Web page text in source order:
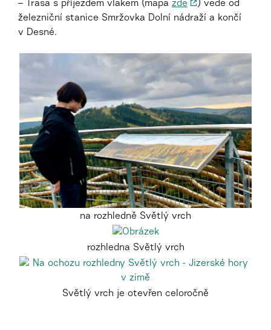
– Trasa s příjezdem vlakem (mapa zde
) vede od
železniční stanice Smržovka Dolní nádraží a končí
v Desné.
na rozhledně Světlý vrch
rozhledna Světlý vrch
Světlý vrch je otevřen celoročně